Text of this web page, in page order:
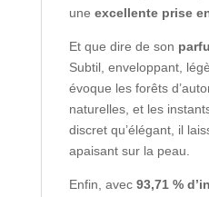
une excellente prise
Et que dire de son
Subtil, enveloppant,
évoque les forêts
naturelles, et les
discret qu’élégant, il
apaisant sur la peau.
Enfin, avec 93,71 %